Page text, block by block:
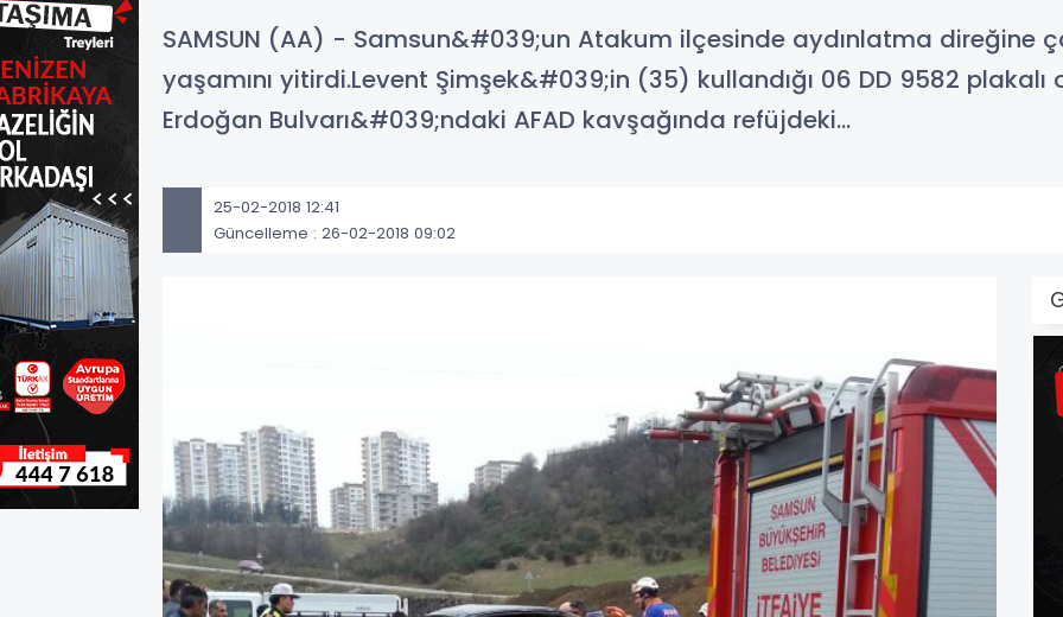
SAMSUN (AA) - Samsun&#039;un Atakum ilçesinde aydınlatma direğine
yaşamını yitirdi.Levent Şimşek&#039;in (35) kullandığı 06 DD 9582
Erdoğan Bulvarı&#039;ndaki AFAD kavşağında refüjdeki...
25-02-2018 12:41
Güncelleme : 26-02-2018 09:02